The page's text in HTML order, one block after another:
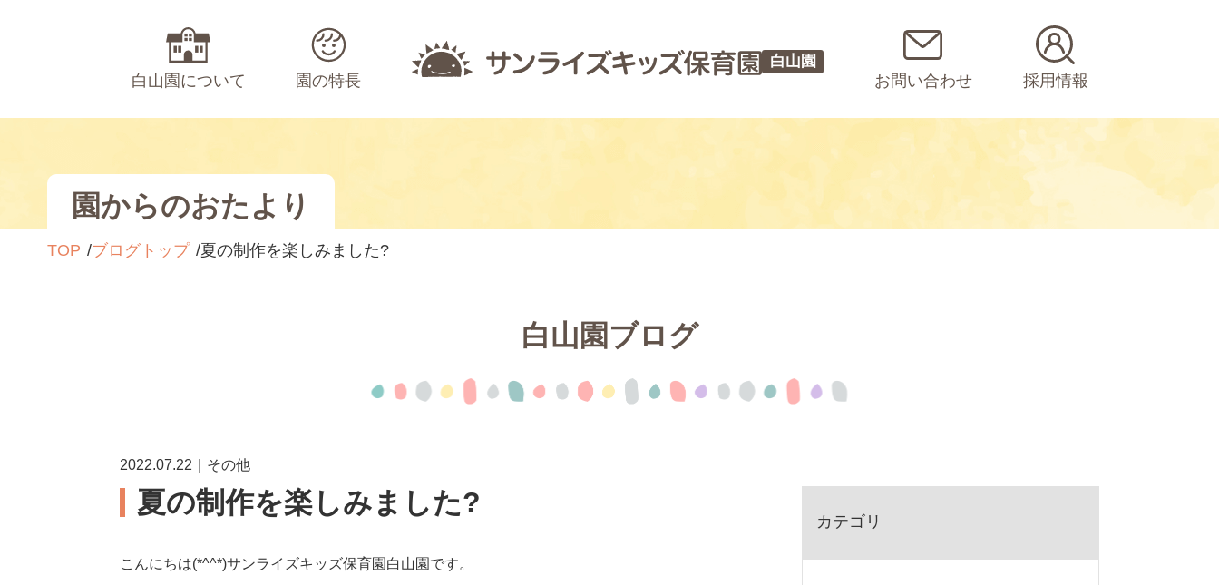
白山園について 園の特長
白山園
お問い合わせ 採用情報
園からのおたより
TOP ブログトップ 夏の制作を楽しみました?
白山園ブログ
2022.07.22｜その他
夏の制作を楽しみました?
こんにちは(*^^*)サンライズキッズ保育園白山園です。
カテゴリ